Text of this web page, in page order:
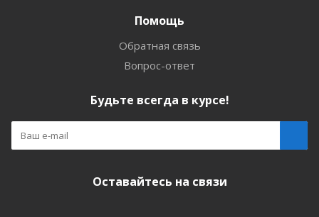
Помощь
Обратная связь
Вопрос-ответ
Будьте всегда в курсе!
Оставайтесь на связи